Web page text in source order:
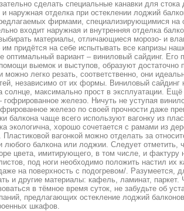
сделать специальные канавки для
наружная отделка при остеклении лоджий
фирмами, специализирующимися на
входит наружная и внутренняя отделка
материалы, отличающиеся морозо- и
им придётся на себе испытывать все капризы
оптимальный вариант – виниловый сайдинг. Его
выемок и выступов, образуют достаточно
можно легко резать, соответственно, они
независимо от их формы. Виниловый сайдинг
солнце, максимально прост в эксплуатации.
гофрированное железо. Ничуть не уступая
железо по своей прочности даже
балкона чаще всего используют вагонку из
экологична, хорошо сочетается с рамами из
Пластиковой вагонкой можно отделать за
любого балкона или лоджии. Следует отметить,
цвета, имитирующего, в том числе, и фактуру
под ноги необходимо положить настил их
на поверхность с подогревом/. Разумеется,
и другие материалы: кафель, ламинат, паркет.
в тёмное время суток, не забудьте об
предлагающих остекление лоджий
шкафов.